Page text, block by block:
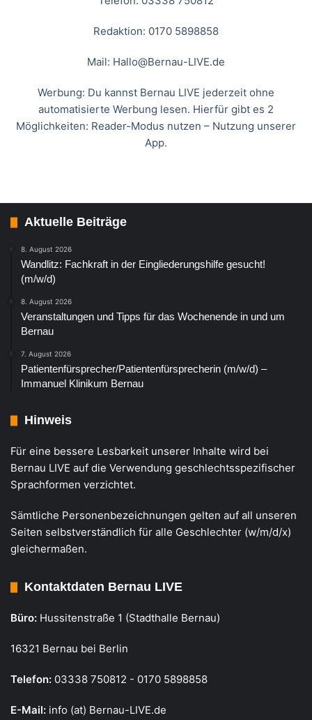
Redaktion: 0170 5898858
Mail: Hallo@Bernau-LIVE.de
Werbung: Du kannst Bernau LIVE jederzeit ohne
automatisierte Werbung lesen. Hierfür gibt es 2
Möglichkeiten: Reader-Modus nutzen – Nutzung unserer
App.
Aktuelle Beiträge
8. August 2026
Wandlitz: Fachkraft in der Eingliederungshilfe gesucht!
(m/w/d)
8. August 2026
Veranstaltungen und Tipps für das Wochenende in und um
Bernau
7. August 2026
Patientenfürsprecher/Patientenfürsprecherin (m/w/d) –
Immanuel Klinikum Bernau
Hinweis
Für eine bessere Lesbarkeit unserer Inhalte wird bei
Bernau LIVE auf die Verwendung geschlechtsspezifischer
Sprachformen verzichtet.
Sämtliche Personenbezeichnungen gelten auf all unseren
Seiten selbstverständlich für alle Geschlechter (w/m/d/x)
gleichermaßen.
Kontaktdaten Bernau LIVE
Büro: Hussitenstraße 1 (Stadthalle Bernau)
16321 Bernau bei Berlin
Telefon: 03338 750812 - 0170 5898858
E-Mail: info (at) Bernau-LIVE.de